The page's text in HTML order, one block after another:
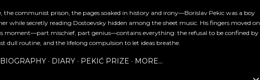
the communist prison, the pages soaked in history and irony—Borislav Pekic was a boy
while secretly reading Dostoevsky hidden among the sheet music. His fingers moved on
moment—part mischief, part genius—contains everything: the refusal to be confined by
dull routine, and the lifelong compulsion to let ideas breathe.
BIOGRAPHY DIARY PEKIĆ PRIZE MORE…